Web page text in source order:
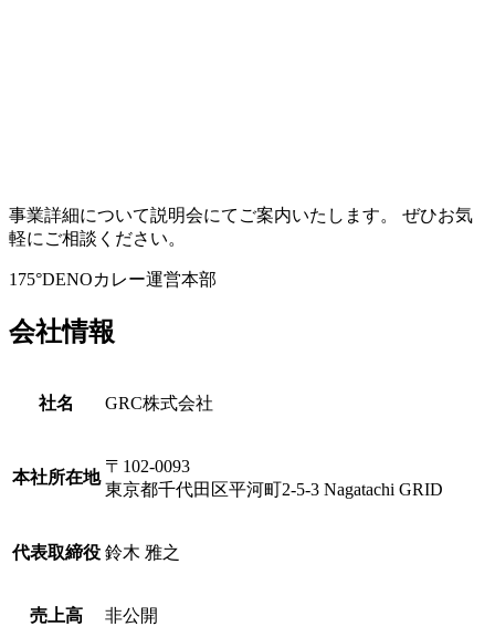
事業詳細について説明会にてご案内いたします。 ぜひお気
軽にご相談ください。
175°DENOカレー運営本部
会社情報
社名 GRC株式会社
本社所在地
〒 102-0093
東京都千代田区平河町2-5-3 Nagatachi GRID
代表取締役 鈴木 雅之
売上高 非公開